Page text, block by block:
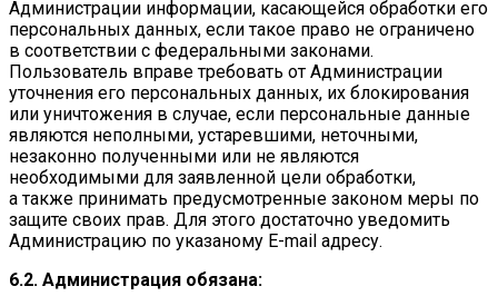
Администрации информации, касающейся обработки его
персональных данных, если такое право не ограничено
в соответствии с федеральными законами.
Пользователь вправе требовать от Администрации
уточнения его персональных данных, их блокирования
или уничтожения в случае, если персональные данные
являются неполными, устаревшими, неточными,
незаконно полученными или не являются
необходимыми для заявленной цели обработки,
а также принимать предусмотренные законом меры по
защите своих прав. Для этого достаточно уведомить
Администрацию по указаному E-mail адресу.
6.2. Администрация обязана: